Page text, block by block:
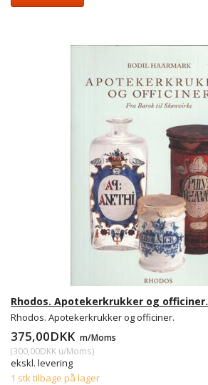
Rhodos. Apotekerkrukker og officiner.
Rhodos. Apotekerkrukker og officiner.
375,00DKK m/Moms
(300,00DKK u/Moms)
ekskl. levering
1 stk tilbage på lager